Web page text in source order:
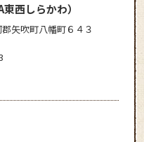
西しらかわ）
矢吹町八幡町６４３